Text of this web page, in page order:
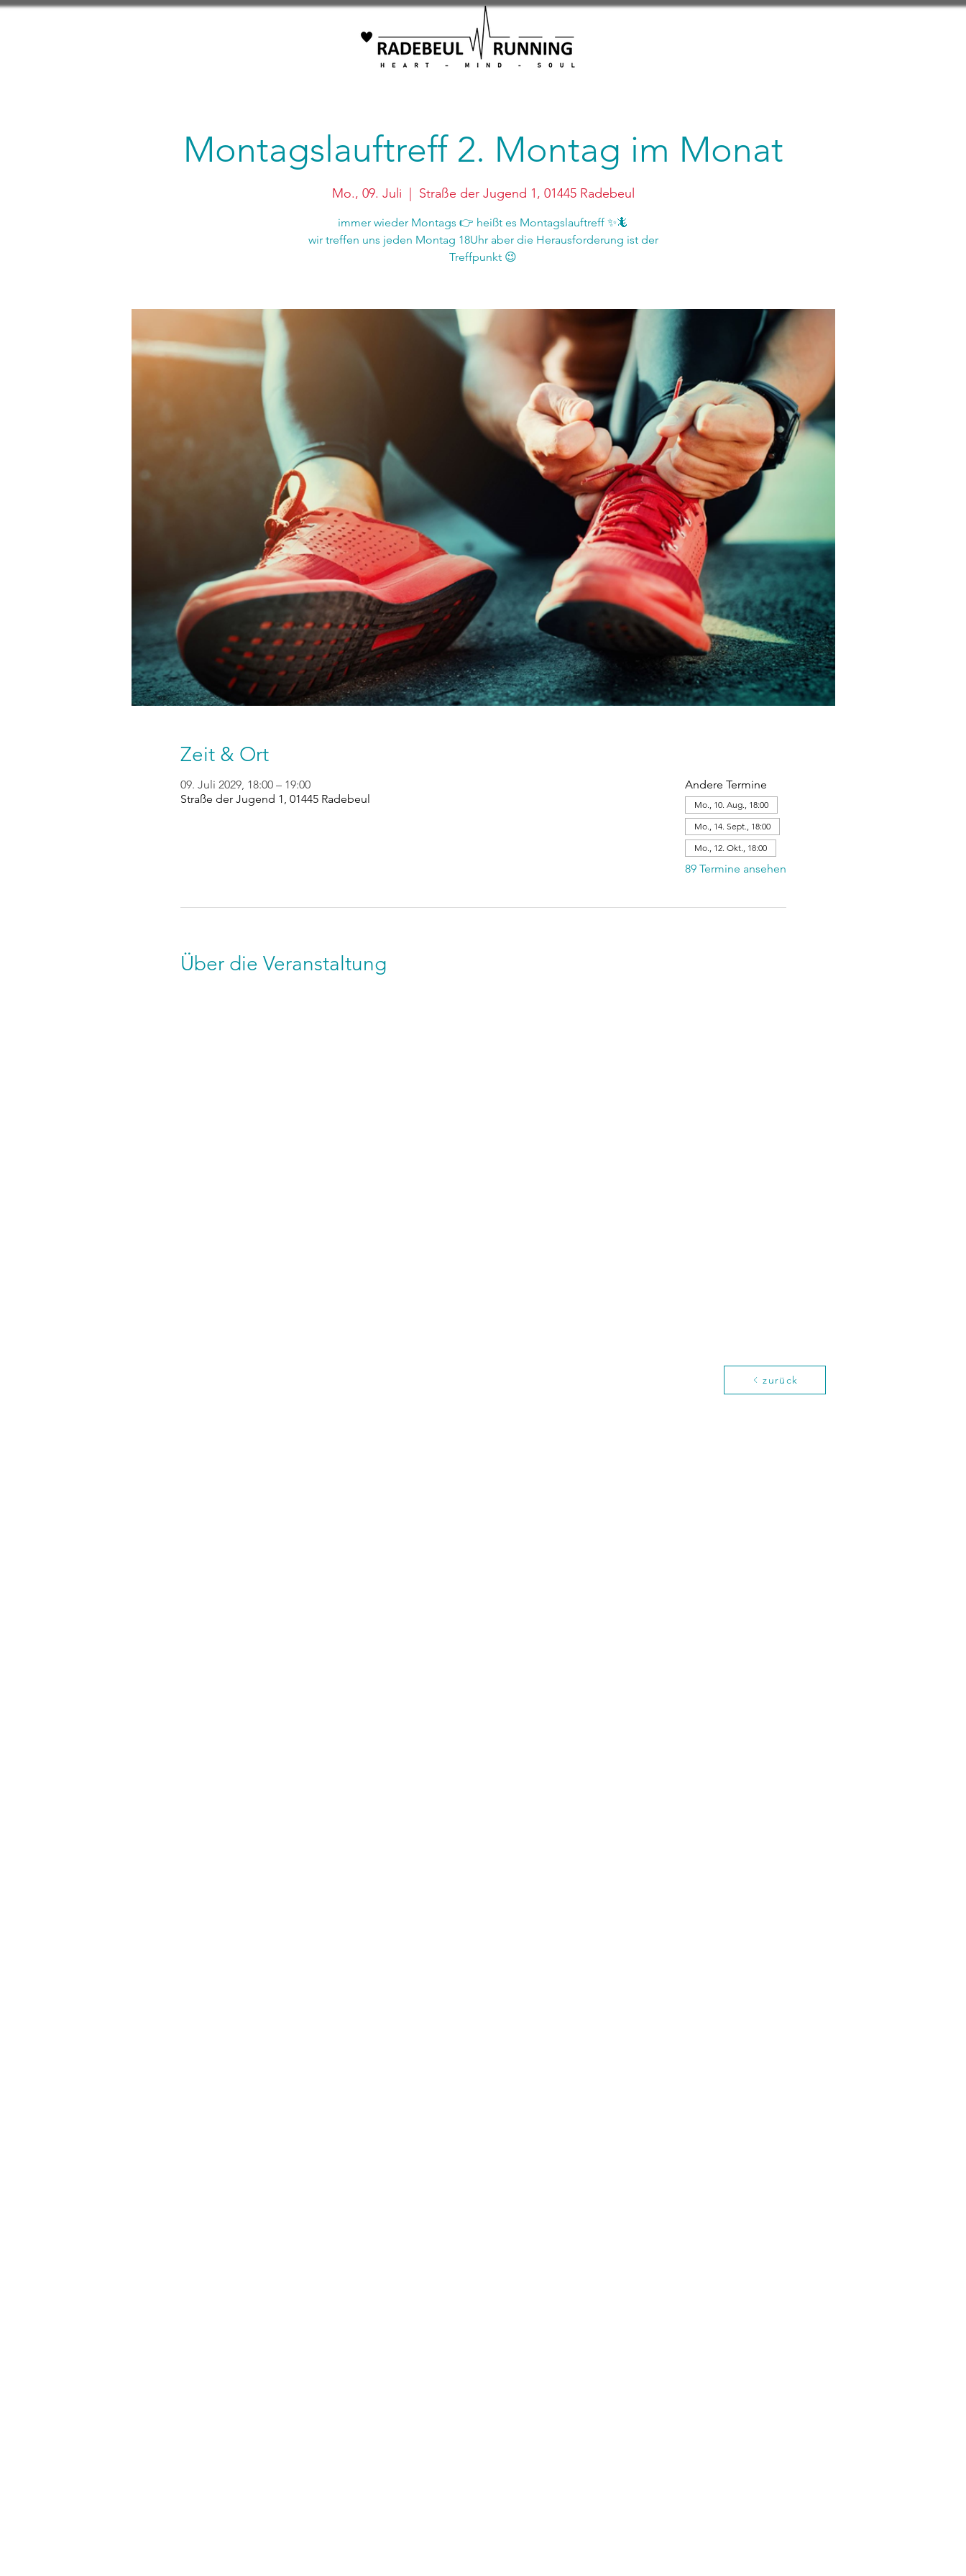
Montagslauftreff 2. Montag im Monat
Mo., 09. Juli Straße der Jugend 1, 01445 Radebeul
immer wieder Montags 👉 heißt es Montagslauftreff ✨🦎
wir treffen uns jeden Montag 18Uhr aber die Herausforderung ist der
Zeit & Ort
09. Juli 2029, 18:00 – 19:00
Straße der Jugend 1, 01445 Radebeul
Andere Termine
Mo., 10. Aug., 18:00
Mo., 14. Sept., 18:00
Mo., 12. Okt., 18:00
89 Termine ansehen
Über die Veranstaltung
zurück